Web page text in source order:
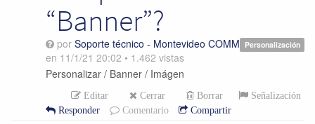
“Banner”?
Personalización
por Soporte técnico - Montevideo COMM
en 11/1/21 20:02 • 1.462 vistas
Personalizar / Banner / Imágen
Editar Cerrar Borrar
Señalización
Responder
Comentario Compartir